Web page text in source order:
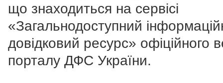
що знаходиться на сервісі
«Загальнодоступний
довідковий ресурс» офіційного
порталу ДФС України.